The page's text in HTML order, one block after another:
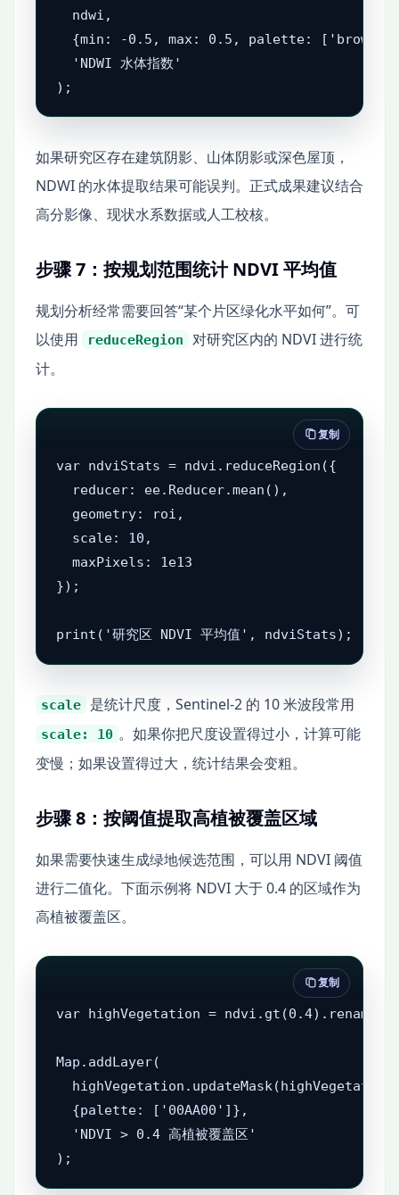
  ndwi,
{min: -0.5, max: 0.5, palette:
  'NDWI 水体指数'
);
如果研究区存在建筑阴影、山体阴影或深色屋顶，
NDWI 的水体提取结果可能误判。正式成果建议结合
高分影像、现状水系数据或人工校核。
步骤 7：按规划范围统计 NDVI 平均值
规划分析经常需要回答“某个片区绿化水平如何”。可
以使用
reduceRegion
对研究区内的 NDVI 进行统
计。
var ndviStats = ndvi.reduceRegion({
  reducer: ee.Reducer.mean(),
  geometry: roi,
  scale: 10,
  maxPixels: 1e13
});
print('研究区 NDVI 平均值', ndviStats);
复制
scale 是统计尺度，Sentinel-2 的 10 米波段常用
scale: 10 。如果你把尺度设置得过小，计算可能
变慢；如果设置得过大，统计结果会变粗。
步骤 8：按阈值提取高植被覆盖区域
如果需要快速生成绿地候选范围，可以用 NDVI 阈值
进行二值化。下面示例将 NDVI 大于 0.4 的区域作为
高植被覆盖区。
var highVegetation =
Map.addLayer(
  {palette: ['00AA00']},
  'NDVI > 0.4 高植被覆盖区'
);
复制